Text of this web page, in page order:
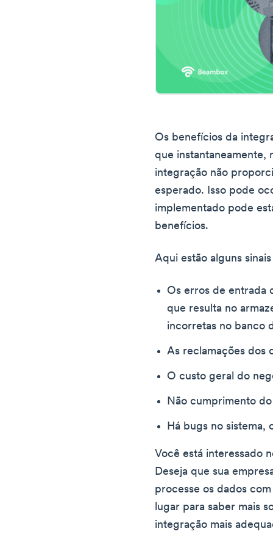
Os benefícios da
que instantaneamente,
integração não
esperado. Isso pode
implementado pode
benefícios.
Aqui estão alguns
Os erros de entrada
que resulta no
incorretas no banco
As reclamações dos
O custo geral do
Não cumprimento
Há bugs no sistema,
Você está interessado
Deseja que sua
processe os dados
lugar para saber mais
integração mais